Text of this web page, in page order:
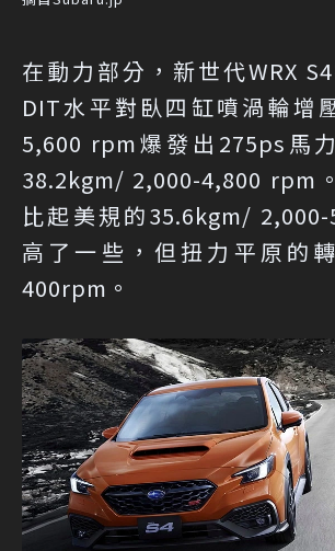
在動力部分，新世代WRX
DIT水平對臥四缸噴渦輪增
5,600 rpm爆發出275ps馬
38.2kgm/ 2,000-4,800 rpm
比起美規的35.6kgm/
高了一些，但扭力平原的
400rpm。